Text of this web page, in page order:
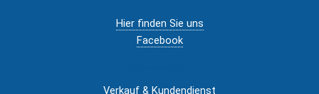
Hier finden Sie uns
Facebook
Verkauf & Kundendienst